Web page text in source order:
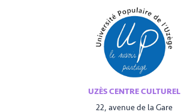
UZÈS CENTRE CULTUREL
22, avenue de la Gare